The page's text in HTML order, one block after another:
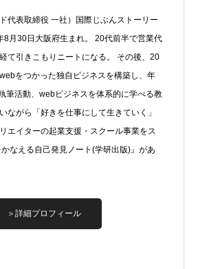
代表取締役 一社）国際じぶんストーリー
8月30日大阪府生まれ。 20代前半で営業代
て引きこもりニートになる。 その後、20
をつかった独自ビジネスを構築し、年
筆活動、webビジネスを体系的に学べる教
ながら「好きを仕事にして生きていく」
エイターの起業支援・スクール事業をス
なえる自己発見ノート(学研出版)』があ
＞詳細プロフィール